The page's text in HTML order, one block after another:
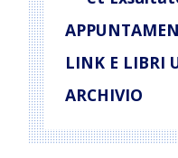
LINK E LIBRI
ARCHIVIO